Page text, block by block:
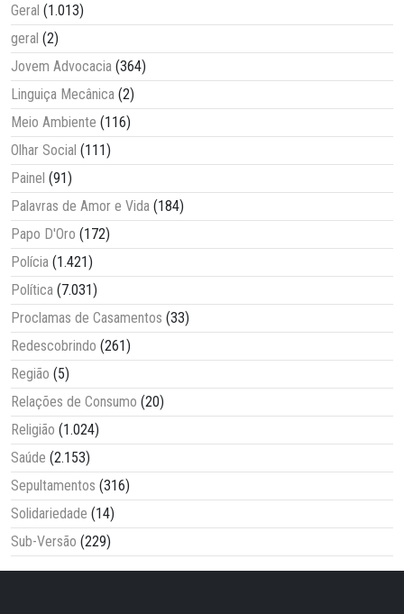
Geral (1.013)
geral (2)
Jovem Advocacia (364)
Linguiça Mecânica (2)
Meio Ambiente (116)
Olhar Social (111)
Painel (91)
Palavras de Amor e Vida (184)
Papo D'Oro (172)
Polícia (1.421)
Política (7.031)
Proclamas de Casamentos (33)
Redescobrindo (261)
Região (5)
Relações de Consumo (20)
Religião (1.024)
Saúde (2.153)
Sepultamentos (316)
Solidariedade (14)
Sub-Versão (229)